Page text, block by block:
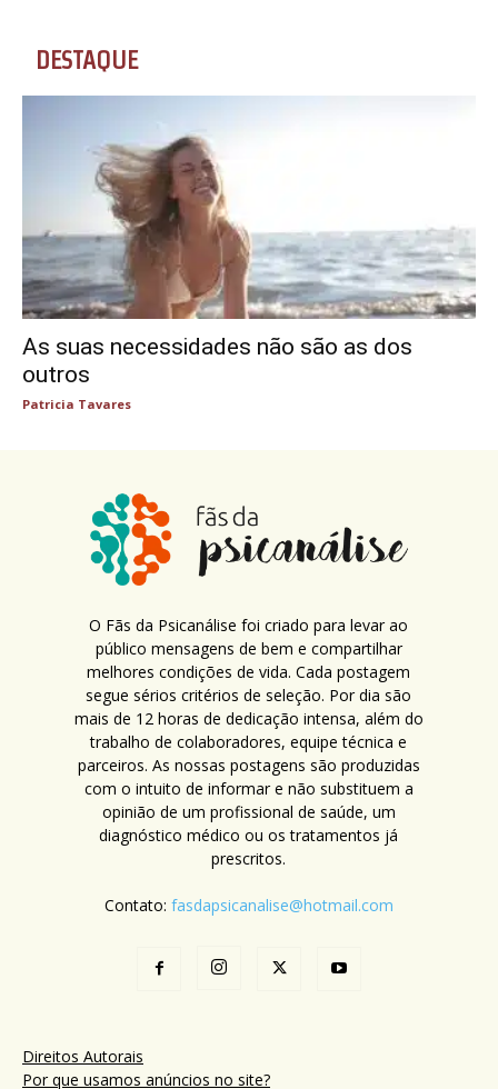
DESTAQUE
As suas necessidades não são as dos
outros
Patricia Tavares
O Fãs da Psicanálise foi criado para levar ao
público mensagens de bem e compartilhar
melhores condições de vida. Cada postagem
segue sérios critérios de seleção. Por dia são
mais de 12 horas de dedicação intensa, além do
trabalho de colaboradores, equipe técnica e
parceiros. As nossas postagens são produzidas
com o intuito de informar e não substituem a
opinião de um profissional de saúde, um
diagnóstico médico ou os tratamentos já
prescritos.
Contato: fasdapsicanalise@hotmail.com
Direitos Autorais
Por que usamos anúncios no site?